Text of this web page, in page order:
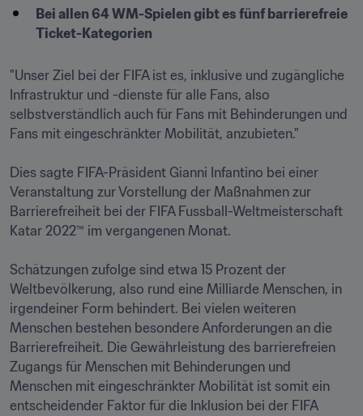
Bei allen 64 WM-Spielen gibt es fünf barrierefreie
Ticket-Kategorien
"Unser Ziel bei der FIFA ist es, inklusive und zugängliche
Infrastruktur und -dienste für alle Fans, also
selbstverständlich auch für Fans mit Behinderungen und
Fans mit eingeschränkter Mobilität, anzubieten."
Dies sagte FIFA-Präsident Gianni Infantino bei einer
Veranstaltung zur Vorstellung der Maßnahmen zur
Barrierefreiheit bei der FIFA Fussball-Weltmeisterschaft
Katar 2022™ im vergangenen Monat.
Schätzungen zufolge sind etwa 15 Prozent der
Weltbevölkerung, also rund eine Milliarde Menschen, in
irgendeiner Form behindert. Bei vielen weiteren
Menschen bestehen besondere Anforderungen an die
Barrierefreiheit. Die Gewährleistung des barrierefreien
Zugangs für Menschen mit Behinderungen und
Menschen mit eingeschränkter Mobilität ist somit ein
entscheidender Faktor für die Inklusion bei der FIFA